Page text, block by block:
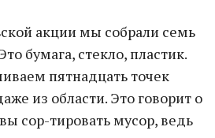
акции мы собрали семь
бумага, стекло, пластик.
пятнадцать точек
из области. Это говорит о
сор-тировать мусор, ведь